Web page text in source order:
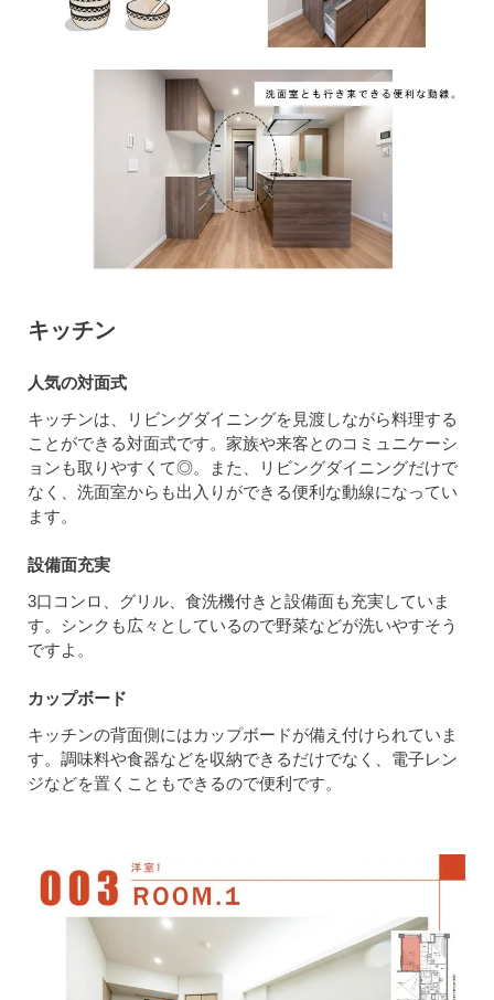
キッチン
人気の対面式
キッチンは、リビングダイニングを見渡しながら料理する
ことができる対面式です。家族や来客とのコミュニケーシ
ョンも取りやすくて◎。また、リビングダイニングだけで
なく、洗面室からも出入りができる便利な動線になってい
ます。
設備面充実
3口コンロ、グリル、食洗機付きと設備面も充実していま
す。シンクも広々としているので野菜などが洗いやすそう
ですよ。
カップボード
キッチンの背面側にはカップボードが備え付けられていま
す。調味料や食器などを収納できるだけでなく、電子レン
ジなどを置くこともできるので便利です。